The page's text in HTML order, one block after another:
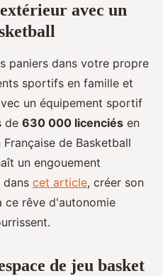
de basket
de lecture
avec un
paniers dans votre propre
sportifs en famille et
un équipement sportif
de 630 000 licenciés en
de Basketball
un engouement
dans cet article, créer son
ce rêve d'autonomie
de jeu basket